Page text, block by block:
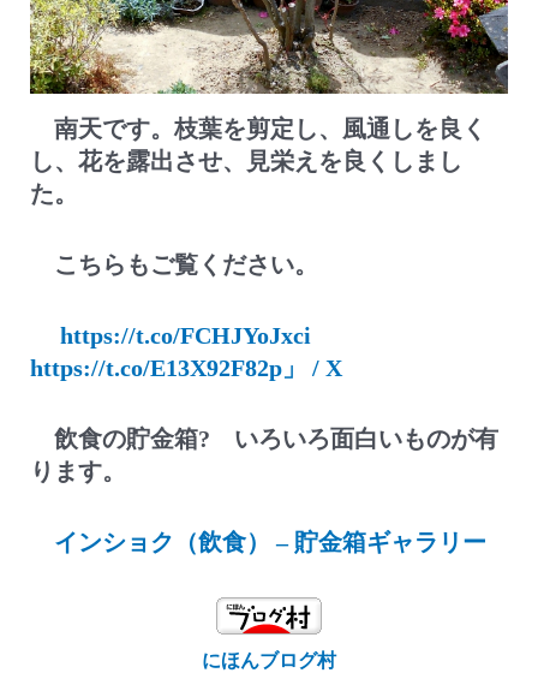
南天です。枝葉を剪定し、風通しを良く
し、花を露出させ、見栄えを良くしまし
た。
こちらもご覧ください。
https://t.co/FCHJYoJxci
https://t.co/E13X92F82p」 / X
飲食の貯金箱? いろいろ面白いものが有
ります。
インショク（飲食） – 貯金箱ギャラリー
にほんブログ村